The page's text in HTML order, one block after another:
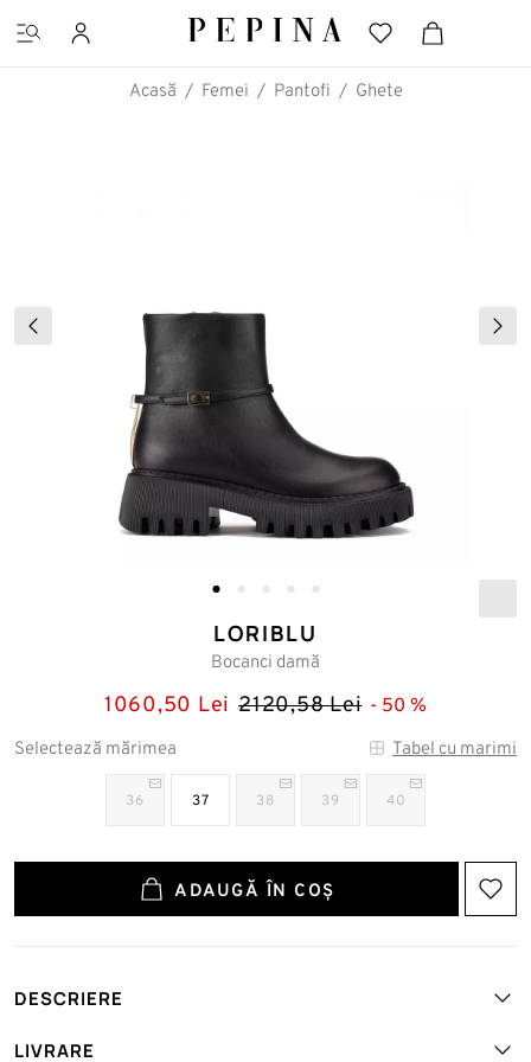
Acasă Femei Pantofi Ghete
LORIBLU
Bocanci damă
1060,50 Lei 2120,58 Lei 50
Selectează mărimea Tabel cu marimi
36 37 38 39 40
ADAUGĂ ÎN COȘ
DESCRIERE
Art. №: LORI-5A4TLV30NKOJ-F-SHO-NERO
LIVRARE